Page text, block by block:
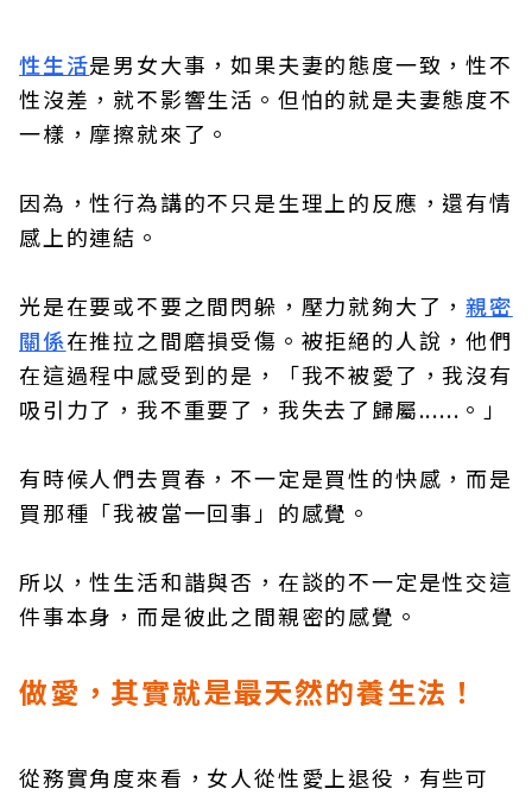
性生活是男女大事，如果夫妻的態度一致，性不
性沒差，就不影響生活。但怕的就是夫妻態度不
一樣，摩擦就來了。
因為，性行為講的不只是生理上的反應，還有情
感上的連結。
光是在要或不要之間閃躲，壓力就夠大了，親密
關係在推拉之間磨損受傷。被拒絕的人說，他們
在這過程中感受到的是，「我不被愛了，我沒有
吸引力了，我不重要了，我失去了歸屬......。」
有時候人們去買春，不一定是買性的快感，而是
買那種「我被當一回事」的感覺。
所以，性生活和諧與否，在談的不一定是性交這
件事本身，而是彼此之間親密的感覺。
做愛，其實就是最天然的養生法！
從務實角度來看，女人從性愛上退役，有些可